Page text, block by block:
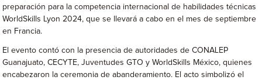
preparación para la competencia internacional de habilidades técnicas
WorldSkills Lyon 2024, que se llevará a cabo en el mes de septiembre
en Francia.
El evento contó con la presencia de autoridades de CONALEP
Guanajuato, CECYTE, Juventudes GTO y WorldSkills México, quienes
encabezaron la ceremonia de abanderamiento. El acto simbolizó el